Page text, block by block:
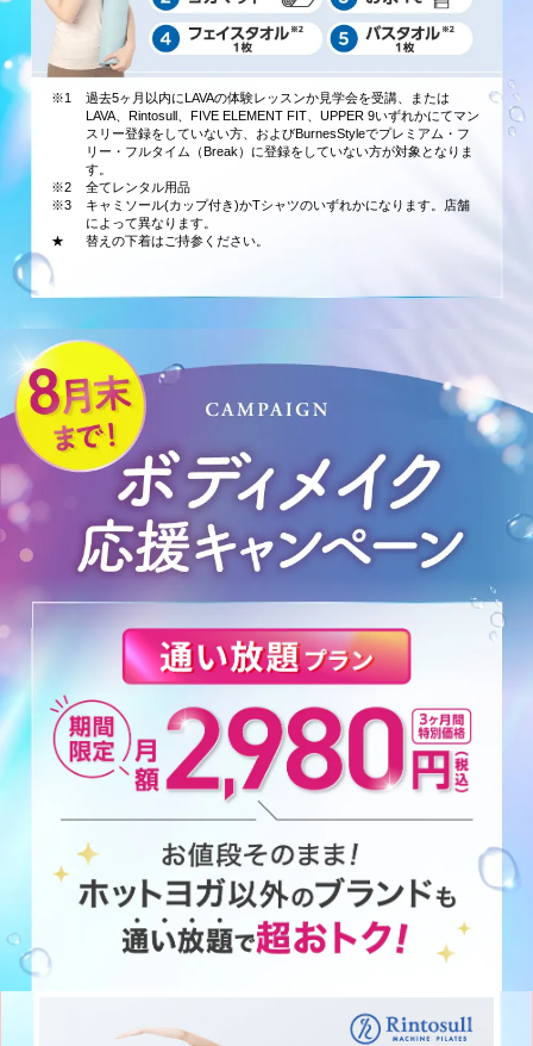
※1
過去5ヶ月以内にLAVAの体験レッスンか見学会を受講、または
LAVA、Rintosull、FIVE ELEMENT FIT、UPPER 9いずれかにてマン
スリー登録をしていない方、およびBurnesStyleでプレミアム・フ
リー・フルタイム（Break）に登録をしていない方が対象となりま
す。
※2
全てレンタル用品
※3
キャミソール(カップ付き)かTシャツのいずれかになります。店舗
によって異なります。
★
替えの下着はご持参ください。